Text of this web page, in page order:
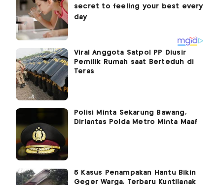
Viral Anggota Satpol PP Diusir
Pemilik Rumah saat Berteduh di
Teras
Polisi Minta Sekarung Bawang,
Dirlantas Polda Metro Minta Maaf
5 Kasus Penampakan Hantu Bikin
Geger Warga, Terbaru Kuntilanak